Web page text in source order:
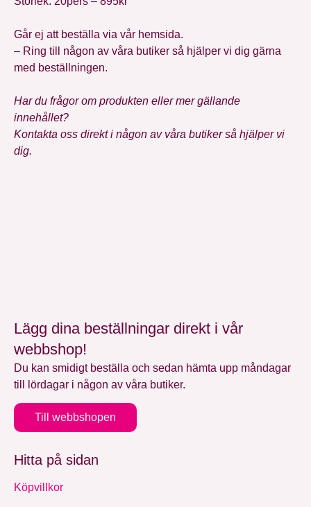
Går ej att beställa via vår hemsida.
– Ring till någon av våra butiker så hjälper vi dig gärna
med beställningen.
Har du frågor om produkten eller mer gällande
innehållet?
Kontakta oss direkt i någon av våra butiker så hjälper vi
dig.
Lägg dina beställningar direkt i vår
webbshop!
Du kan smidigt beställa och sedan hämta upp måndagar
till lördagar i någon av våra butiker.
Till webbshopen
Hitta på sidan
Köpvillkor